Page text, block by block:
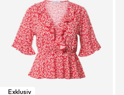
Exklusiv